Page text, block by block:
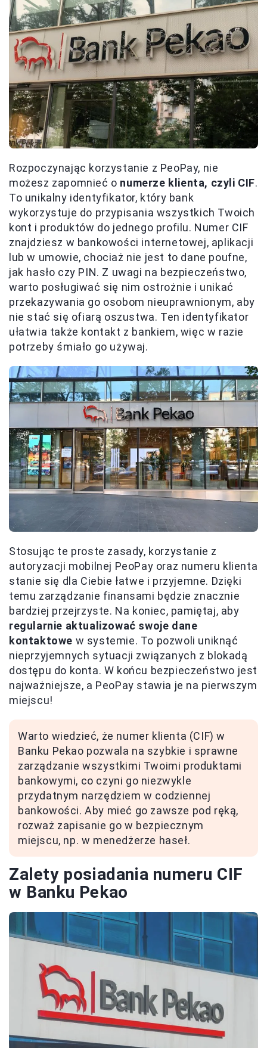
Rozpoczynając korzystanie z PeoPay, nie
możesz zapomnieć o numerze klienta, czyli CIF.
To unikalny identyfikator, który bank
wykorzystuje do przypisania wszystkich Twoich
kont i produktów do jednego profilu. Numer CIF
znajdziesz w bankowości internetowej, aplikacji
lub w umowie, chociaż nie jest to dane poufne,
jak hasło czy PIN. Z uwagi na bezpieczeństwo,
warto posługiwać się nim ostrożnie i unikać
przekazywania go osobom nieuprawnionym, aby
nie stać się ofiarą oszustwa. Ten identyfikator
ułatwia także kontakt z bankiem, więc w razie
potrzeby śmiało go używaj.
Stosując te proste zasady, korzystanie z
autoryzacji mobilnej PeoPay oraz numeru klienta
stanie się dla Ciebie łatwe i przyjemne. Dzięki
temu zarządzanie finansami będzie znacznie
bardziej przejrzyste. Na koniec, pamiętaj, aby
regularnie aktualizować swoje dane
kontaktowe w systemie. To pozwoli uniknąć
nieprzyjemnych sytuacji związanych z blokadą
dostępu do konta. W końcu bezpieczeństwo jest
najważniejsze, a PeoPay stawia je na pierwszym
miejscu!
Warto wiedzieć, że numer klienta (CIF) w
Banku Pekao pozwala na szybkie i sprawne
zarządzanie wszystkimi Twoimi produktami
bankowymi, co czyni go niezwykle
przydatnym narzędziem w codziennej
bankowości. Aby mieć go zawsze pod ręką,
rozważ zapisanie go w bezpiecznym
miejscu, np. w menedżerze haseł.
Zalety posiadania numeru CIF
w Banku Pekao